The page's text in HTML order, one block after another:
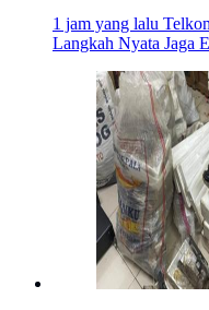
1 jam yang lalu
Langkah Nyata Jaga